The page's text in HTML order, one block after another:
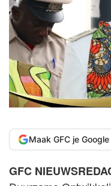
Maak GFC je
GFC